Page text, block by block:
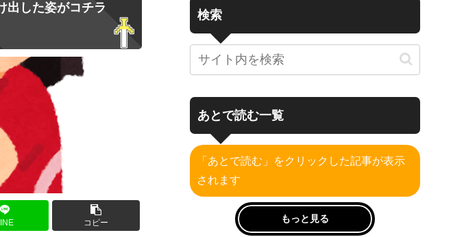
出した姿がコチラ
コピー
検索
あとで読む一覧
「あとで読む」をクリックした記事が表示
されます
もっと見る